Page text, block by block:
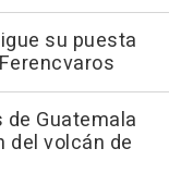
su puesta
Guatemala
del volcán de